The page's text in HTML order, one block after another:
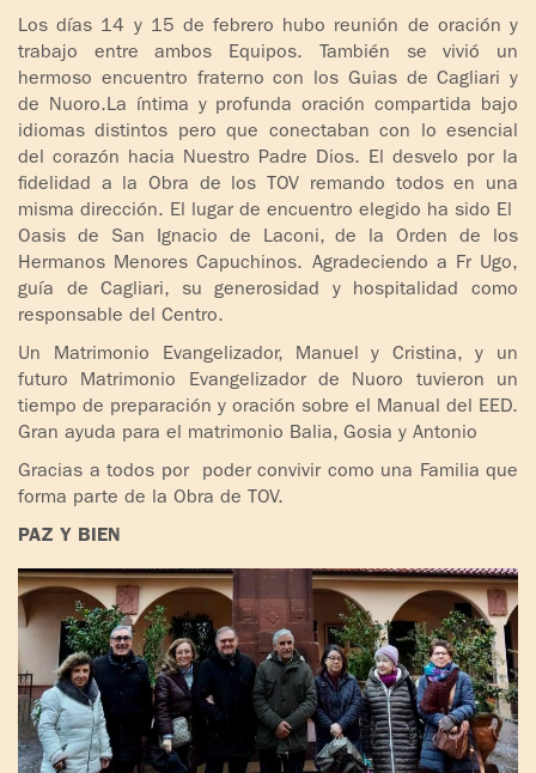
Los días 14 y 15 de febrero hubo reunión de oración y
trabajo entre ambos Equipos. También se vivió un
hermoso encuentro fraterno con los Guias de Cagliari y
de Nuoro.La íntima y profunda oración compartida bajo
idiomas distintos pero que conectaban con lo esencial
del corazón hacia Nuestro Padre Dios. El desvelo por la
fidelidad a la Obra de los TOV remando todos en una
misma dirección. El lugar de encuentro elegido ha sido El
Oasis de San Ignacio de Laconi, de la Orden de los
Hermanos Menores Capuchinos. Agradeciendo a Fr Ugo,
guía de Cagliari, su generosidad y hospitalidad como
responsable del Centro.
Un Matrimonio Evangelizador, Manuel y Cristina, y un
futuro Matrimonio Evangelizador de Nuoro tuvieron un
tiempo de preparación y oración sobre el Manual del EED.
Gran ayuda para el matrimonio Balia, Gosia y Antonio
Gracias a todos por poder convivir como una Familia que
forma parte de la Obra de TOV.
PAZ Y BIEN